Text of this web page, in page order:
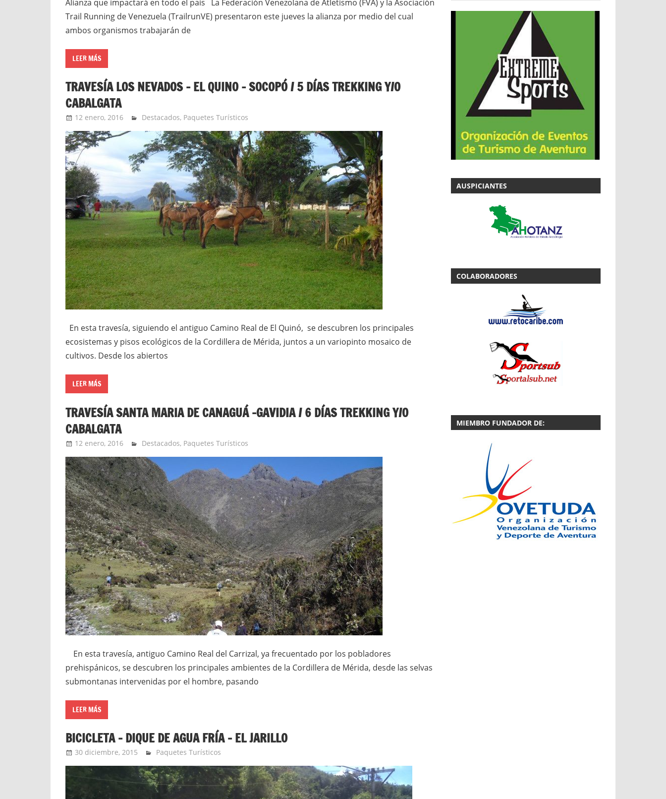
Alianza que impactará en todo el país La Federación Venezolana de Atletismo (FVA) y la Asociación
Trail Running de Venezuela (TrailrunVE) presentaron este jueves la alianza por medio del cual
ambos organismos trabajarán de
LEER MÁS
TRAVESÍA LOS NEVADOS – EL QUINO – SOCOPÓ / 5 DÍAS TREKKING Y/O
CABALGATA
12 enero, 2016 Extreme Sports
Destacados, Paquetes Turísticos
En esta travesía, siguiendo el antiguo Camino Real de El Quinó, se descubren los principales
ecosistemas y pisos ecológicos de la Cordillera de Mérida, juntos a un variopinto mosaico de
cultivos. Desde los abiertos
LEER MÁS
TRAVESÍA SANTA MARIA DE CANAGUÁ -GAVIDIA / 6 DÍAS TREKKING Y/O
CABALGATA
12 enero, 2016 Extreme Sports
Destacados, Paquetes Turísticos
En esta travesía, antiguo Camino Real del Carrizal, ya frecuentado por los pobladores
prehispánicos, se descubren los principales ambientes de la Cordillera de Mérida, desde las selvas
submontanas intervenidas por el hombre, pasando
LEER MÁS
BICICLETA – DIQUE DE AGUA FRÍA – EL JARILLO
30 diciembre, 2015 Extreme Sports
Paquetes Turísticos
AUSPICIANTES
COLABORADORES
MIEMBRO FUNDADOR DE: